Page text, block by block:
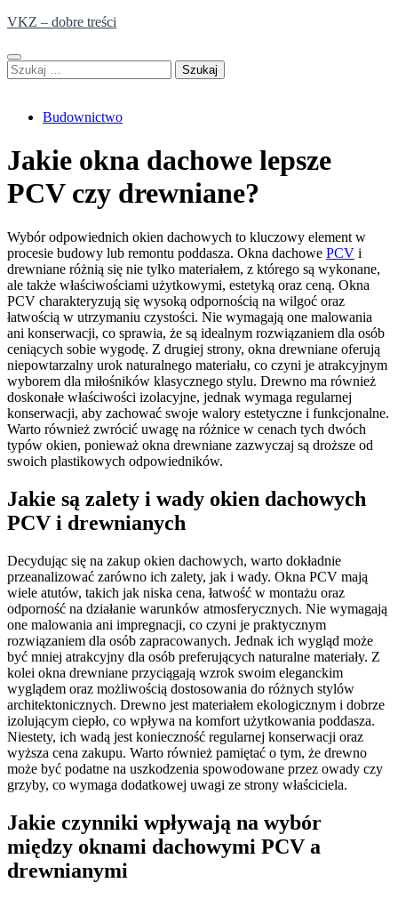
Skip
content
VKZ – dobre treści
Szukaj:
Budownictwo
Jakie okna dachowe lepsze
PCV czy drewniane?
Wybór odpowiednich okien dachowych to kluczowy element w
procesie budowy lub remontu poddasza. Okna dachowe PCV i
drewniane różnią się nie tylko materiałem, z którego są wykonane,
ale także właściwościami użytkowymi, estetyką oraz ceną. Okna
PCV charakteryzują się wysoką odpornością na wilgoć oraz
łatwością w utrzymaniu czystości. Nie wymagają one malowania
ani konserwacji, co sprawia, że są idealnym rozwiązaniem dla osób
ceniących sobie wygodę. Z drugiej strony, okna drewniane oferują
niepowtarzalny urok naturalnego materiału, co czyni je atrakcyjnym
wyborem dla miłośników klasycznego stylu. Drewno ma również
doskonałe właściwości izolacyjne, jednak wymaga regularnej
konserwacji, aby zachować swoje walory estetyczne i funkcjonalne.
Warto również zwrócić uwagę na różnice w cenach tych dwóch
typów okien, ponieważ okna drewniane zazwyczaj są droższe od
swoich plastikowych odpowiedników.
Jakie są zalety i wady okien dachowych
PCV i drewnianych
Decydując się na zakup okien dachowych, warto dokładnie
przeanalizować zarówno ich zalety, jak i wady. Okna PCV mają
wiele atutów, takich jak niska cena, łatwość w montażu oraz
odporność na działanie warunków atmosferycznych. Nie wymagają
one malowania ani impregnacji, co czyni je praktycznym
rozwiązaniem dla osób zapracowanych. Jednak ich wygląd może
być mniej atrakcyjny dla osób preferujących naturalne materiały. Z
kolei okna drewniane przyciągają wzrok swoim eleganckim
wyglądem oraz możliwością dostosowania do różnych stylów
architektonicznych. Drewno jest materiałem ekologicznym i dobrze
izolującym ciepło, co wpływa na komfort użytkowania poddasza.
Niestety, ich wadą jest konieczność regularnej konserwacji oraz
wyższa cena zakupu. Warto również pamiętać o tym, że drewno
może być podatne na uszkodzenia spowodowane przez owady czy
grzyby, co wymaga dodatkowej uwagi ze strony właściciela.
Jakie czynniki wpływają na wybór
między oknami dachowymi PCV a
drewnianymi